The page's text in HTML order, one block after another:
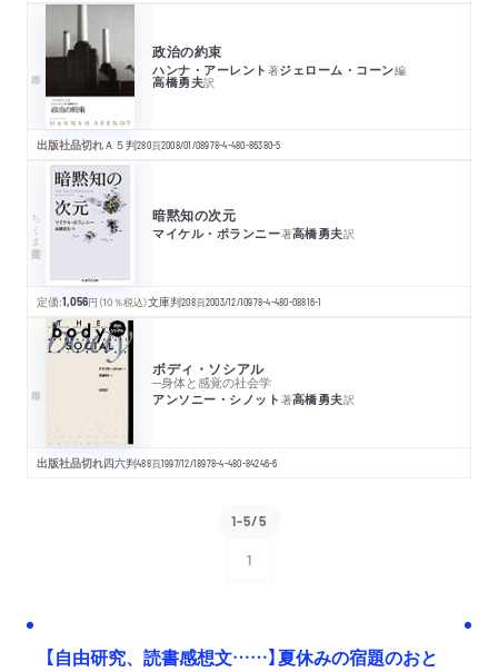
政治の約束
ハンナ・アーレント 著ジェローム・コーン編
高橋勇夫訳
出版社品切れＡ５判280頁2008/01/08978-4-480-86380-5
ちくま学芸文庫 暗黙知の次元
マイケル・ポランニー著高橋勇夫訳
定価:1,056円 （10％税込）文庫判208頁2003/12/10978-4-480-08816-1
ボディ・ソシアル
─身体と感覚の社会学
アンソニー・シノット 著高橋勇夫訳
出版社品切れ四六判488頁1997/12/18978-4-480-84246-6
1-5/5
1
【自由研究、読書感想文……】夏休みの宿題のおと